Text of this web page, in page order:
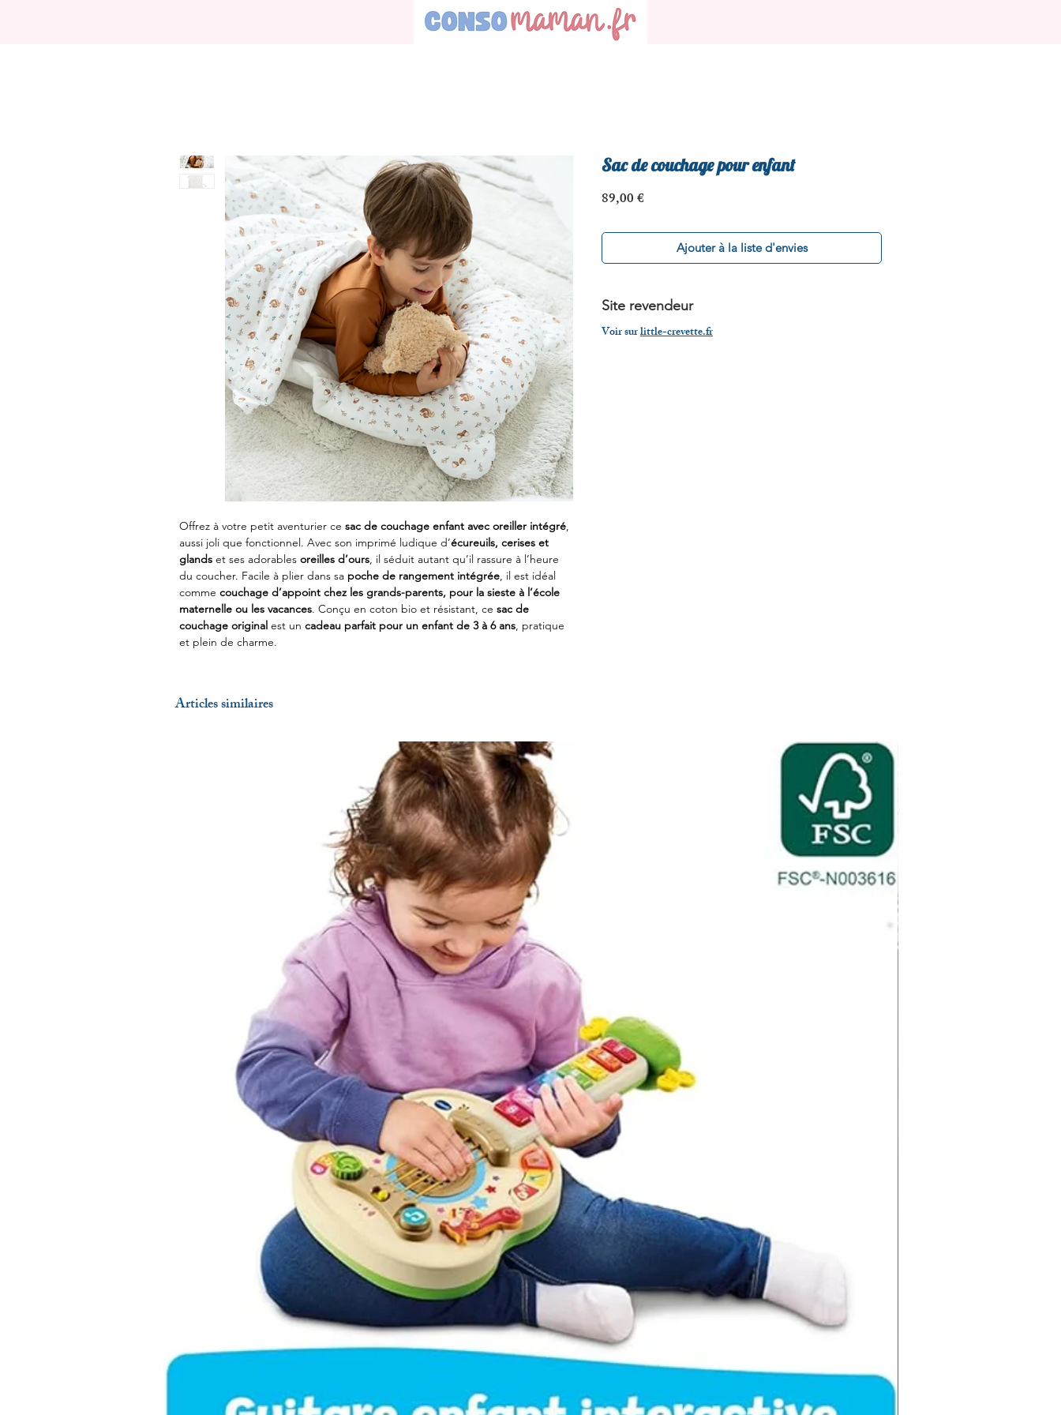
Offrez à votre petit aventurier ce sac de couchage enfant avec oreiller intégré,
aussi joli que fonctionnel. Avec son imprimé ludique d’écureuils, cerises et
glands et ses adorables oreilles d’ours, il séduit autant qu’il rassure à l’heure
du coucher. Facile à plier dans sa poche de rangement intégrée, il est idéal
comme couchage d’appoint chez les grands-parents, pour la sieste à l’école
maternelle ou les vacances. Conçu en coton bio et résistant, ce sac de
couchage original est un cadeau parfait pour un enfant de 3 à 6 ans, pratique
et plein de charme.
Sac de couchage pour enfant
89,00 €
Ajouter à la liste d'envies
Site revendeur
Voir surlittle-crevette.fr
Articles similaires